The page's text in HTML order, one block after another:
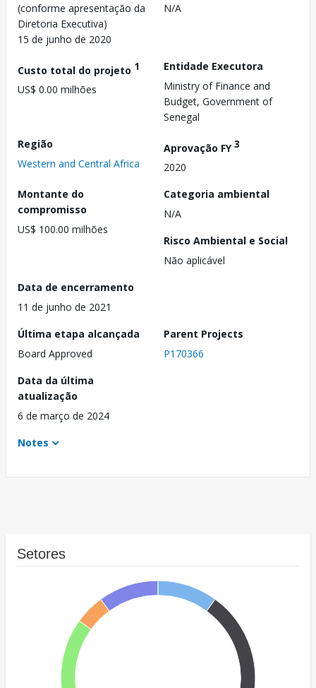
(conforme apresentação da
Diretoria Executiva)
15 de junho de 2020
N/A
Custo total do projeto 1
US$ 0.00 milhões
Entidade Executora
Ministry of Finance and
Budget, Government of
Senegal
Região
Western and Central Africa
Aprovação FY3
2020
Montante do
compromisso
US$ 100.00 milhões
Categoria ambiental
N/A
Risco Ambiental e Social
Não aplicável
Data de encerramento
11 de junho de 2021
Última etapa alcançada
Board Approved
Parent Projects
P170366
Data da última
atualização
6 de março de 2024
Notes
Setores